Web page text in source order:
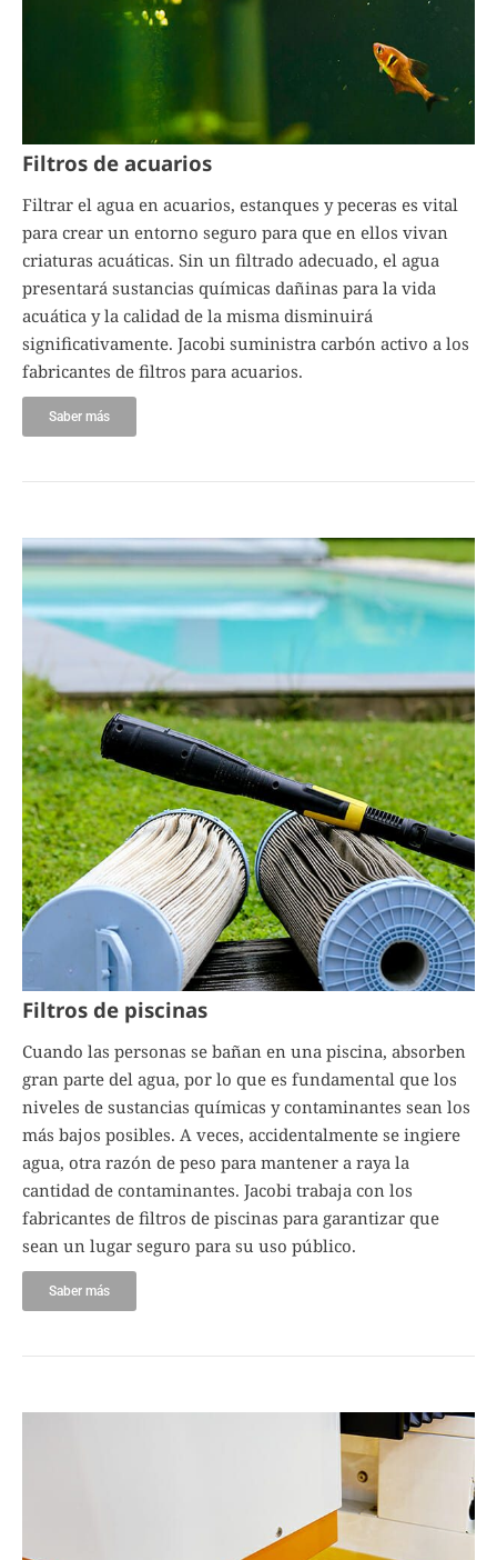
Filtros de acuarios
Filtrar el agua en acuarios, estanques y peceras es vital
para crear un entorno seguro para que en ellos vivan
criaturas acuáticas. Sin un filtrado adecuado, el agua
presentará sustancias químicas dañinas para la vida
acuática y la calidad de la misma disminuirá
significativamente. Jacobi suministra carbón activo a los
fabricantes de filtros para acuarios.
Saber más
Filtros de piscinas
Cuando las personas se bañan en una piscina, absorben
gran parte del agua, por lo que es fundamental que los
niveles de sustancias químicas y contaminantes sean los
más bajos posibles. A veces, accidentalmente se ingiere
agua, otra razón de peso para mantener a raya la
cantidad de contaminantes. Jacobi trabaja con los
fabricantes de filtros de piscinas para garantizar que
sean un lugar seguro para su uso público.
Saber más